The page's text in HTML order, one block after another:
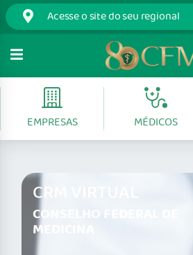
EMPRESAS MÉDICOS
CRM VIRTUAL
CONSELHO FEDERAL DE
MEDICINA